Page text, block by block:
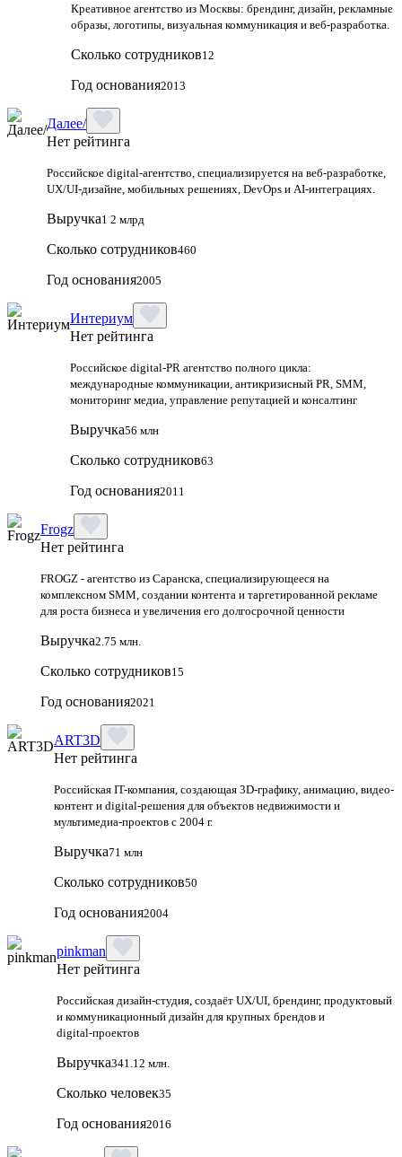
Креативное агентство из Москвы: брендинг, дизайн, рекламные
образы, логотипы, визуальная коммуникация и веб-разработка.
Сколько сотрудников12
Год основания2013
Далее/
Нет рейтинга
Российское digital-агентство, специализируется на веб-разработке,
UX/UI-дизайне, мобильных решениях, DevOps и AI-интеграциях.
Выручка1 2 млрд
Сколько сотрудников460
Год основания2005
Интериум
Нет рейтинга
Российское digital-PR агентство полного цикла:
международные коммуникации, антикризисный PR, SMM,
мониторинг медиа, управление репутацией и консалтинг
Выручка56 млн
Сколько сотрудников63
Год основания2011
Frogz
Нет рейтинга
FROGZ - агентство из Саранска, специализирующееся на
комплексном SMM, создании контента и таргетированной рекламе
для роста бизнеса и увеличения его долгосрочной ценности
Выручка2.75 млн.
Сколько сотрудников15
Год основания2021
ART3D
Нет рейтинга
Российская IT-компания, создающая 3D-графику, анимацию, видео-
контент и digital-решения для объектов недвижимости и
мультимедиа-проектов с 2004 г.
Выручка71 млн
Сколько сотрудников50
Год основания2004
pinkman
Нет рейтинга
Российская дизайн‑студия, создаёт UX/UI, брендинг, продуктовый
и коммуникационный дизайн для крупных брендов и
digital‑проектов
Выручка341.12 млн.
Сколько человек35
Год основания2016